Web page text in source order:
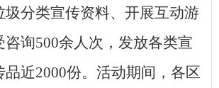
圾分类宣传资料、开展互动游
咨询500余人次，发放各类宣
近2000份。活动期间，各区